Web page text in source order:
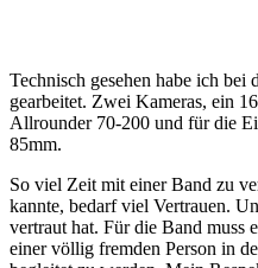
Technisch gesehen habe ich
gearbeitet. Zwei Kameras, ein
Allrounder 70-200 und für die
85mm.
So viel Zeit mit einer Band zu
kannte, bedarf viel Vertrauen.
vertraut hat. Für die Band muss
einer völlig fremden Person in